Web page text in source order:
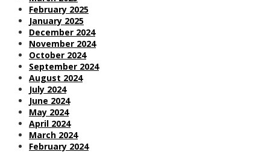
February 2025
January 2025
December 2024
November 2024
October 2024
September 2024
August 2024
July 2024
June 2024
May 2024
April 2024
March 2024
February 2024